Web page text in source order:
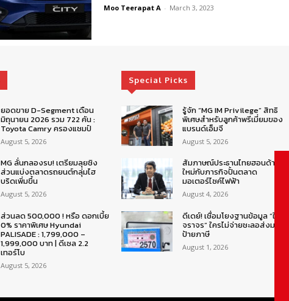
Moo Teerapat A - March 3, 2023
ยอดขาย D-Segment เดือน
มิถุนายน 2026 รวม 722 คัน :
Toyota Camry ครองแชมป์
August 5, 2026
MG ลั่นกลองรบ! เตรียมลุยชิง
ส่วนแบ่งตลาดรถยนต์กลุ่มไฮ
บริดเพิ่มขึ้น
August 5, 2026
ส่วนลด 500,000 ! หรือ ดอกเบี้ย
0% ราคาพิเศษ Hyundai
PALISADE : 1,799,000 –
1,999,000 บาท | ดีเซล 2.2
เทอร์โบ
August 5, 2026
Special Picks
รู้จัก “MG IM Privilege” สิทธิ
พิเศษสำหรับลูกค้าพรีเมี่ยมของ
แบรนด์เอ็มจี
August 5, 2026
สัมภาษณ์ประธานไทยฮอนด้าคน
ใหม่กับภารกิจปั้นตลาด
มอเตอร์ไซค์ไฟฟ้า
August 4, 2026
ดีเดย์! เชื่อมโยงฐานข้อมูล “ใบสั่ง
จราจร” ใครไม่จ่ายชะลอส่งมอบ
ป้ายภาษี
August 1, 2026